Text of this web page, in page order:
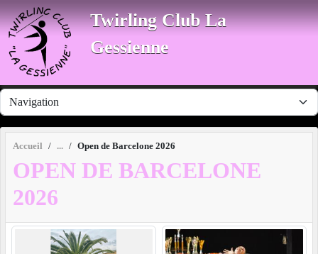
Twirling Club La
Gessienne
Accueil Open de Barcelone 2026
OPEN DE BARCELONE
2026
Panneau de gestion des cookies